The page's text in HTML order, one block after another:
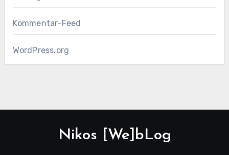
Kommentar-Feed
WordPress.org
Nikos [We]bLog